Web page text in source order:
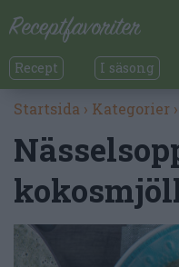
Recept I säsong
Startsida › Kategorier ›